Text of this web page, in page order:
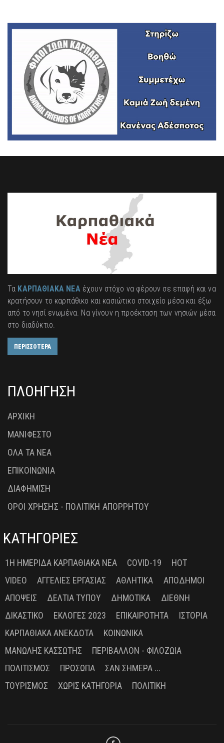
Τα ΚΑΡΠΑΘΙΑΚΑ ΝΕΑέχουν στόχο να φέρουν σε επαφή και να
κρατήσουν το καρπάθικο και κασιώτικο στοιχείο μέσα και έξω
από το νησί ενωμένα. Να γίνουν η προέκταση των νησιών μέσα
στο διαδύκτιο.
ΠΕΡΙΣΣΟΤΕΡΑ
ΠΛΟΗΓΗΣΗ
ΑΡΧΙΚΗ
ΜΑΝΙΦΕΣΤΟ
ΟΛΑ ΤΑ ΝΕΑ
ΕΠΙΚΟΙΝΩΝΙΑ
ΔΙΑΦΗΜΙΣΗ
ΟΡΟΙ ΧΡΗΣΗΣ - ΠΟΛΙΤΙΚΗ ΑΠΟΡΡΗΤΟΥ
ΚΑΤΗΓΟΡΙΕΣ
1Η ΗΜΕΡΊΔΑ ΚΑΡΠΑΘΙΑΚΆ ΝΈΑ COVID-19
HOT
VIDEO
ΑΓΓΕΛΊΕΣ ΕΡΓΑΣΊΑΣ ΑΘΛΗΤΙΚΆ
ΑΠΌΔΗΜΟΙ
ΑΠΌΨΕΙΣ
ΔΕΛΤΊΑ ΤΎΠΟΥ ΔΗΜΟΤΙΚΆ
ΔΙΕΘΝΉ
ΔΙΚΑΣΤΙΚΌ
ΕΚΛΟΓΈΣ 2023 ΕΠΙΚΑΙΡΌΤΗΤΑ
ΙΣΤΟΡΊΑ
ΚΑΡΠΑΘΙΑΚΆ ΑΝΈΚΔΟΤΑ
ΚΟΙΝΩΝΙΚΆ
ΜΑΝΏΛΗΣ ΚΑΣΣΏΤΗΣ
ΠΕΡΙΒΆΛΛΟΝ - ΦΙΛΟΖΩΊΑ
ΠΟΛΙΤΙΣΜΌΣ
ΠΡΌΣΩΠΑ
ΣΑΝ ΣΉΜΕΡΑ ...
ΤΟΥΡΙΣΜΌΣ
ΧΩΡΊΣ ΚΑΤΗΓΟΡΊΑ ΠΟΛΙΤΙΚΉ